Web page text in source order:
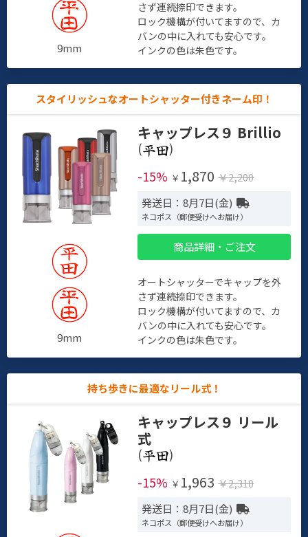
9mm
さず連続捺印できます。
ロック機構が付いてますので、カ
バンの中に入れても安心です。
インクの色は朱色です。
スタイリッシュなオートシャッター付きネーム印！
9mm
キャップレス９ Brillio
(
)
-15% ￥ 1,870 ￥2,200
発送日：8月7日(金)
ネコポス（郵便受けへお届け）
商品詳細・ご注文
オートシャッターでキャップを外
さず連続捺印できます。
ロック機構が付いてますので、カ
バンの中に入れても安心です。
インクの色は朱色です。
持ち歩きに最適なリール式！
キャップレス９ リール
式
(
)
-15% ￥ 1,963 ￥2,310
発送日：8月7日(金)
ネコポス（郵便受けへお届け）